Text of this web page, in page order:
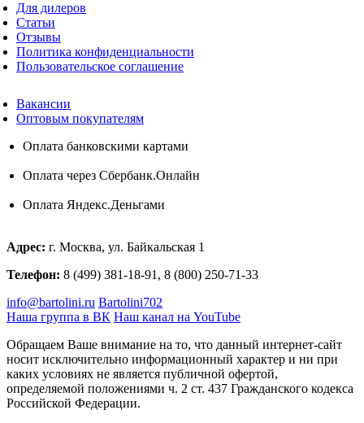
Для дилеров
Статьи
Отзывы
Политика конфиденциальности
Пользовательское соглашение
Вакансии
Оптовым покупателям
Оплата банковскими картами
Оплата через Сбербанк.Онлайн
Оплата Яндекс.Деньгами
Адрес: г. Москва, ул. Байкальская 1
Телефон: 8 (499) 381-18-91, 8 (800) 250-71-33
info@bartolini.ru Bartolini702
Наша группа в ВК Наш канал на YouTube
Обращаем Ваше внимание на то, что данный интернет-сайт
носит исключительно информационный характер и ни при
каких условиях не является публичной офертой,
определяемой положениями ч. 2 ст. 437 Гражданского кодекса
Российской Федерации.